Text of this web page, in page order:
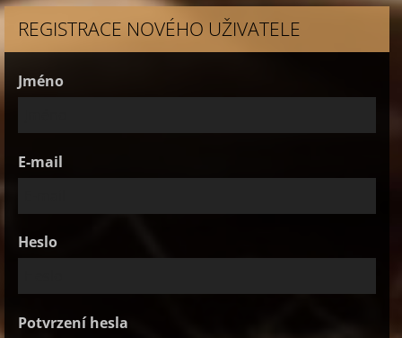
REGISTRACE NOVÉHO UŽIVATELE
Jméno
E-mail
Heslo
Potvrzení hesla